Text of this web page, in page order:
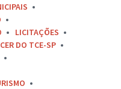
LICITAÇÕES
DO TCE-SP